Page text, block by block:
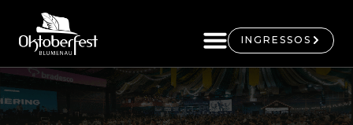
INGRESSOS